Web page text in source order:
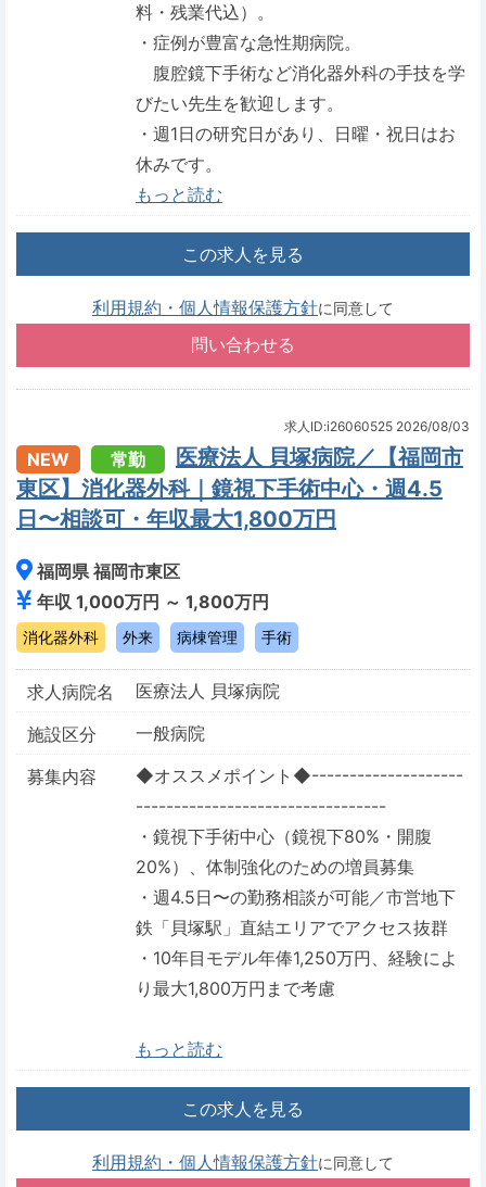
料・残業代込）。
・症例が豊富な急性期病院。
腹腔鏡下手術など消化器外科の手技を学
びたい先生を歓迎します。
・週1日の研究日があり、日曜・祝日はお
休みです。
もっと読む
この求人を見る
利用規約・個人情報保護方針に同意して
求人ID:i26060525 2026/08/03
NEW 常勤
医療法人 貝塚病院／【福岡市
東区】消化器外科｜鏡視下手術中心・週4.5
日〜相談可・年収最大1,800万円
福岡県 福岡市東区
年収 1,000万円 ～ 1,800万円
消化器外科 外来 病棟管理 手術
求人病院名
医療法人 貝塚病院
施設区分
一般病院
募集内容
◆オススメポイント◆--------------------
---------------------------------
・鏡視下手術中心（鏡視下80%・開腹
20%）、体制強化のための増員募集
・週4.5日〜の勤務相談が可能／市営地下
鉄「貝塚駅」直結エリアでアクセス抜群
・10年目モデル年俸1,250万円、経験によ
り最大1,800万円まで考慮
もっと読む
この求人を見る
利用規約・個人情報保護方針に同意して